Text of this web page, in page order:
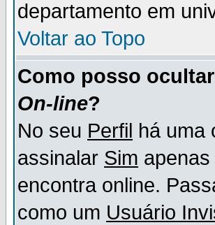
departamento em
Voltar ao Topo
Como posso
On-line?
No seu Perfil há uma
assinalar Sim
encontra online.
como um Usuário